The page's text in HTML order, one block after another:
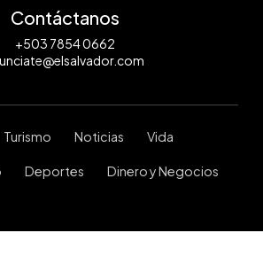
Contáctanos
+503 7854 0662
Turismo Noticias Vida
Deportes Dinero y Negocios